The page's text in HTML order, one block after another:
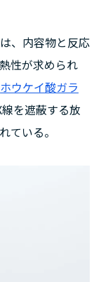
、内容物と反応
性が求められ
ホウケイ酸ガラ
を遮蔽する放
ている。